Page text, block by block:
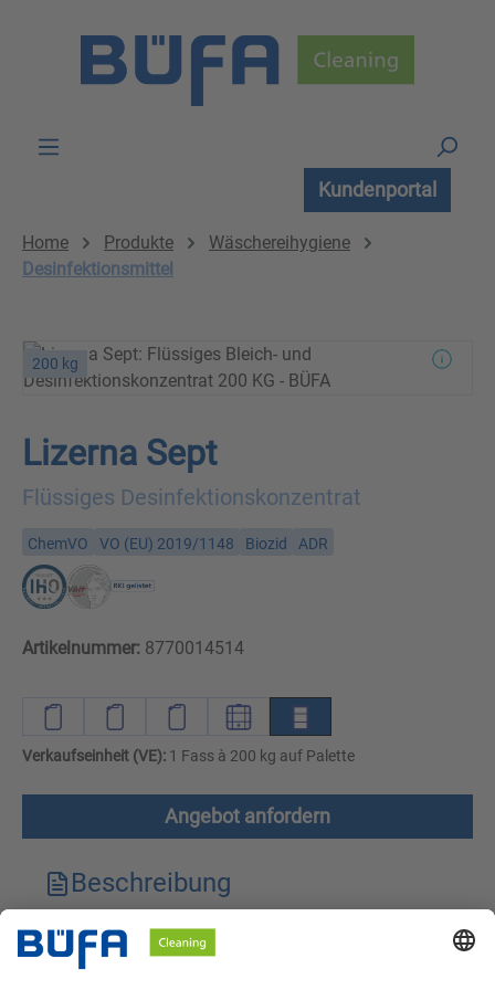
Kundenportal
Home Produkte
Wäschereihygiene
Desinfektionsmittel
200 kg
Lizerna Sept
Flüssiges Desinfektionskonzentrat
ChemVO VO (EU) 2019/1148 Biozid ADR
Artikelnummer: 8770014514
Verkaufseinheit (VE): 1 Fass à 200 kg auf Palette
Angebot anfordern
Beschreibung
Technische Merkmale